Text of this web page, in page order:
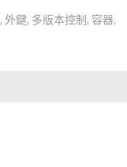
, 外鍵, 多版本控制 , 容器,